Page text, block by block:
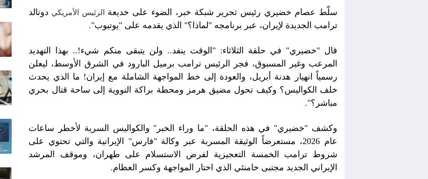
سلّط عصام خضيري رئيس تحرير شبكة خبر، الضوء على خديعة الرئيس الأمريكي دونالد
ترامب الجديدة لإيران، عبر برنامجه "لماذا؟" الذي يقدمه على "يوتيوب".
قال "خضيري" في حلقة الثلاثاء: "الوقت ينفد.. ولن يتبقى منكم شيء!.. بهذا التهديد
المرعب وغير المسبوق، فجر الرئيس ترامب برميل البارود في الشرق الأوسط، ليعلن
رسمياً انهيار هدنة أبريل، والعودة إلى خط المواجهة الشاملة مع إيران! ما الذي يحدث
خلف الكواليس؟ وكيف تحول مضيق هرمز ومحطة براكة النووية إلى ساحة قتال بحري
مباشر؟".
وكشف "خضيري" في هذه الحلقة، "ما وراء الخبر" والكواليس السرية لأخطر ساعات
عام 2026، مستعرضاً الوثيقة المسربة عبر وكالة "فارس" الإيرانية والتي تحتوي على
شروط ترامب الخمسة التعجيزية لفرض الاستسلام على طهران، وموقف المرشد
الإيراني الجديد مجتبى خامنئي الذي اختار المواجهة وكسر العظام.